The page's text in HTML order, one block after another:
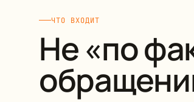
ЧТО ВХОДИТ
Не «по